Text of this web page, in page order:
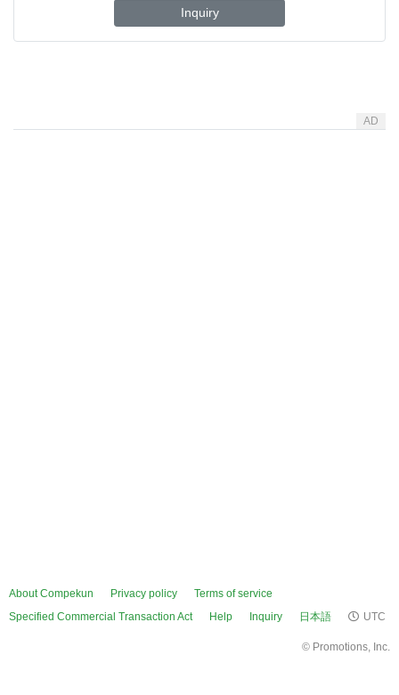
Inquiry
AD
About Compekun Privacy policy
Terms of service
Specified Commercial Transaction Act
Help Inquiry 日本語 UTC
© Promotions, Inc.